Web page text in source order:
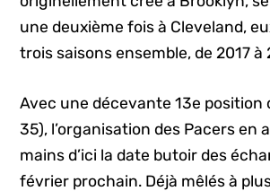
une deuxième fois à Cleveland,
trois saisons ensemble, de 2017 à
Avec une décevante 13e position
35), l’organisation des Pacers en
mains d’ici la date butoir des
février prochain. Déjà mêlés à